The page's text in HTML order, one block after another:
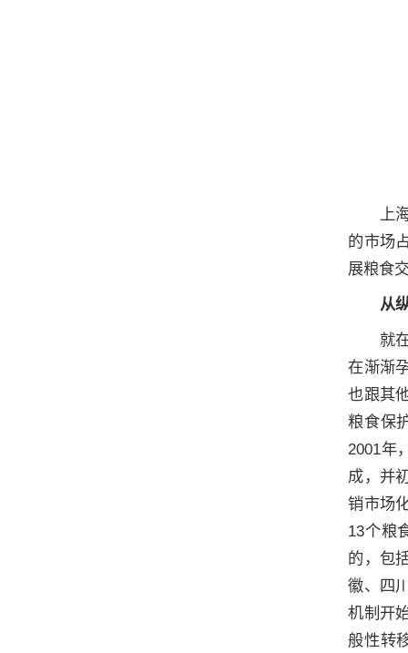
上
的市场
展粮食
从
就
在渐渐
也跟其
粮食保
2001年
成，并
销市场
13个粮
的，包
徽、四
机制开
般性转